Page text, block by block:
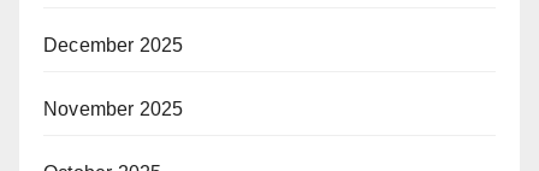
December 2025
November 2025